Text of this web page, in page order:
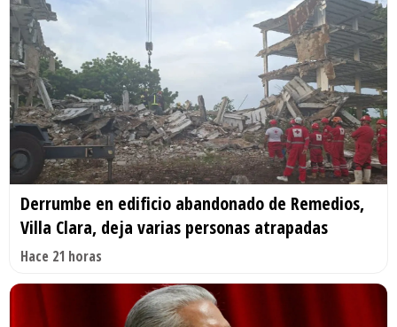
Derrumbe en edificio abandonado de Remedios,
Villa Clara, deja varias personas atrapadas
Hace 21 horas